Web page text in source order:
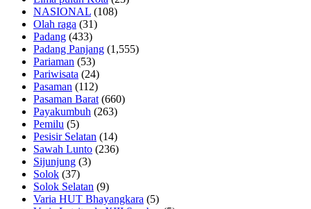
NASIONAL (108)
Olah raga (31)
Padang (433)
Padang Panjang (1,555)
Pariaman (53)
Pariwisata (24)
Pasaman (112)
Pasaman Barat (660)
Payakumbuh (263)
Pemilu (5)
Pesisir Selatan (14)
Sawah Lunto (236)
Sijunjung (3)
Solok (37)
Solok Selatan (9)
Varia HUT Bhayangkara (5)